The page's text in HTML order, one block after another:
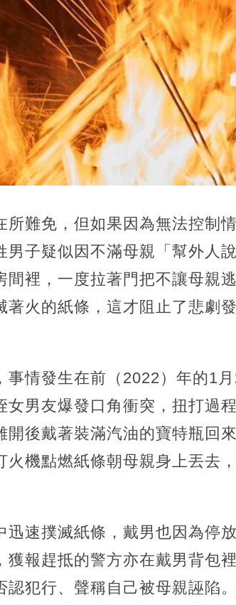
所難免，但如果因為無法控制
男子疑似因不滿母親「幫外人
間裡，一度拉著門把不讓母親
著火的紙條，這才阻止了悲劇
事情發生在前（2022）年的1
女男友爆發口角衝突，扭打過
開後戴著裝滿汽油的寶特瓶回
火機點燃紙條朝母親身上丟去
迅速撲滅紙條，戴男也因為停
獲報趕抵的警方亦在戴男背包
認犯行、聲稱自己被母親誣陷